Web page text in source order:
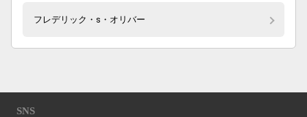
フレデリック・s・オリバー
SNS